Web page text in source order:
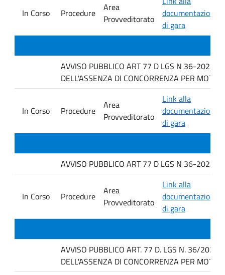
In Corso Procedure
Area
Provveditorato
documentazione
di gara
AVVISO PUBBLICO ART 77 D LGS N 36-2023
DELL'ASSENZA DI CONCORRENZA PER
In Corso Procedure
Area
Provveditorato
Link alla
documentazione
di gara
AVVISO PUBBLICO ART 77 D LGS N 36-2023
In Corso Procedure
Area
Provveditorato
Link alla
documentazione
di gara
AVVISO PUBBLICO ART. 77 D. LGS N. 36/2023,
DELL'ASSENZA DI CONCORRENZA PER MOTIVI